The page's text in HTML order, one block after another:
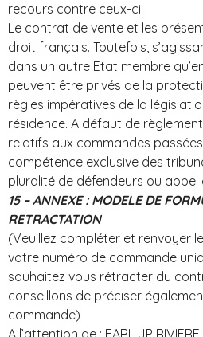
recours contre ceux-ci.
Le contrat de vente et les
droit français. Toutefois,
dans un autre Etat membre
peuvent être privés de la
règles impératives de la
résidence. A défaut de
relatifs aux commandes
compétence exclusive des
pluralité de défendeurs ou appel
15 – ANNEXE : MODELE DE
RETRACTATION
(Veuillez compléter et renvoyer
votre numéro de commande
souhaitez vous rétracter du
conseillons de préciser
commande)
A l’attention de : EARL JP